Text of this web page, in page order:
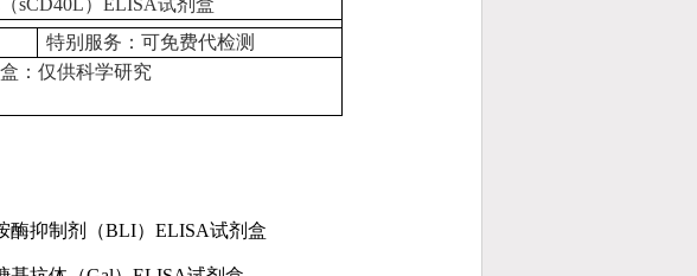
sCD40L）ELISA试剂盒
特别服务：可免费代检测
：仅供科学研究
酶抑制剂 （BLI）ELISA试剂盒